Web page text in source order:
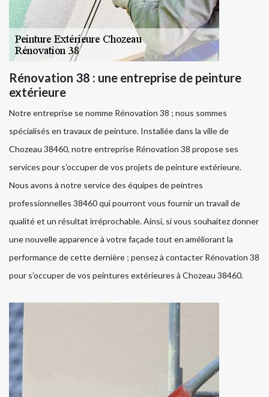
Rénovation 38 : une entreprise de peinture
extérieure
Notre entreprise se nomme Rénovation 38 ; nous sommes
spécialisés en travaux de peinture. Installée dans la ville de
Chozeau 38460, notre entreprise Rénovation 38 propose ses
services pour s’occuper de vos projets de peinture extérieure.
Nous avons à notre service des équipes de peintres
professionnelles 38460 qui pourront vous fournir un travail de
qualité et un résultat irréprochable. Ainsi, si vous souhaitez donner
une nouvelle apparence à votre façade tout en améliorant la
performance de cette dernière ; pensez à contacter Rénovation 38
pour s’occuper de vos peintures extérieures à Chozeau 38460.